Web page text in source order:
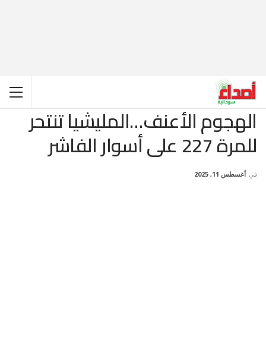
الهجوم الأعنف…المليشيا تنتحر
للمرة 227 على أسوار الفاشر
في أغسطس 11, 2025